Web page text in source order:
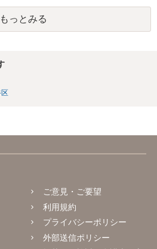
もっとみる
ご意見・ご要望
利用規約
プライバシーポリシー
外部送信ポリシー